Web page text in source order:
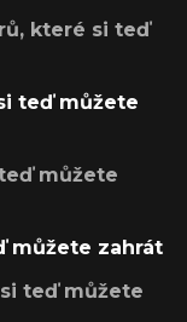
které si teď
teď můžete
můžete
můžete zahrát
teď můžete